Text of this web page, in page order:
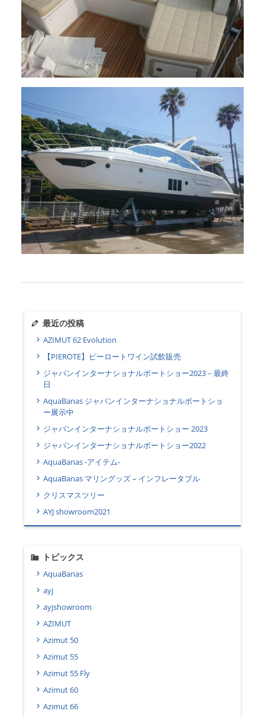
最近の投稿
AZIMUT 62 Evolution
【PIEROTE】ピーロートワイン試飲販売
ジャパンインターナショナルボートショー2023－最終
日
AquaBanas ジャパンインターナショナルボートショ
ー展示中
ジャパンインターナショナルボートショー 2023
ジャパンインターナショナルボートショー2022
AquaBanas -アイテム-
AquaBanas マリングッズ – インフレータブル
クリスマスツリー
AYJ showroom2021
トピックス
AquaBanas
ayj
ayjshowroom
AZIMUT
Azimut 50
Azimut 55
Azimut 55 Fly
Azimut 60
Azimut 66